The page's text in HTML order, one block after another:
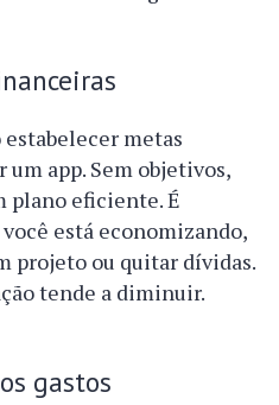
metas
um app. Sem objetivos,
plano eficiente. É
está economizando,
projeto ou quitar dívidas.
tende a diminuir.
gastos